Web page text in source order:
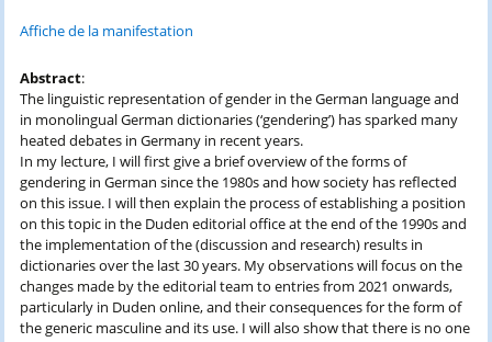
Affiche de la manifestation
Abstract:
The linguistic representation of gender in the German language and
in monolingual German dictionaries (‘gendering’) has sparked many
heated debates in Germany in recent years.
In my lecture, I will first give a brief overview of the forms of
gendering in German since the 1980s and how society has reflected
on this issue. I will then explain the process of establishing a position
on this topic in the Duden editorial office at the end of the 1990s and
the implementation of the (discussion and research) results in
dictionaries over the last 30 years. My observations will focus on the
changes made by the editorial team to entries from 2021 onwards,
particularly in Duden online, and their consequences for the form of
the generic masculine and its use. I will also show that there is no one